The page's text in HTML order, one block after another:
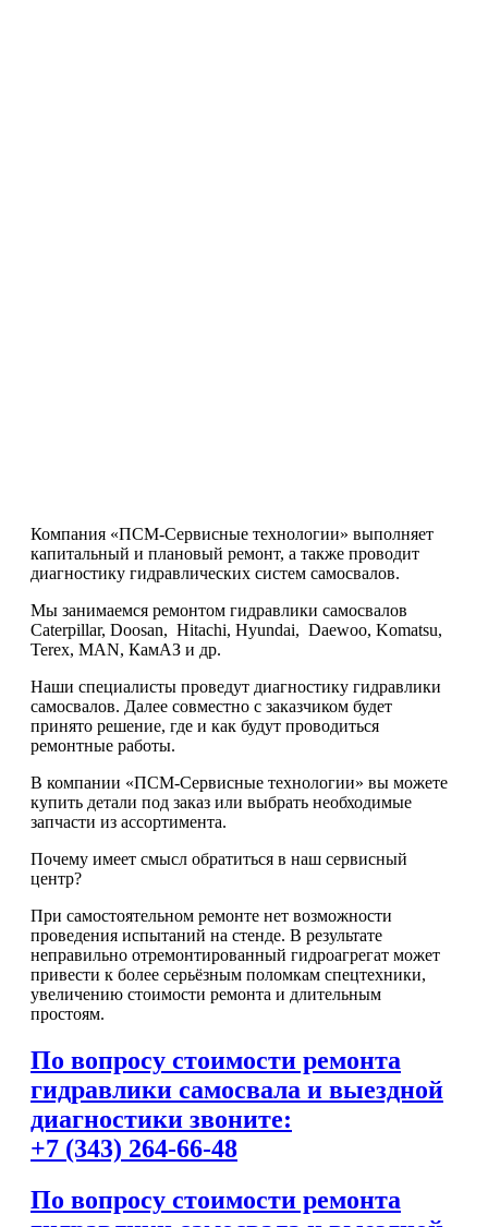
Компания «ПСМ-Сервисные технологии» выполняет
капитальный и плановый ремонт, а также проводит
диагностику гидравлических систем самосвалов.
Мы занимаемся ремонтом гидравлики самосвалов
Caterpillar, Doosan, Hitachi, Hyundai, Daewoo, Komatsu,
Terex, MAN, КамАЗ и др.
Наши специалисты проведут диагностику гидравлики
самосвалов. Далее совместно с заказчиком будет
принято решение, где и как будут проводиться
ремонтные работы.
В компании «ПСМ-Сервисные технологии» вы можете
купить детали под заказ или выбрать необходимые
запчасти из ассортимента.
Почему имеет смысл обратиться в наш сервисный
центр?
При самостоятельном ремонте нет возможности
проведения испытаний на стенде. В результате
неправильно отремонтированный гидроагрегат может
привести к более серьёзным поломкам спецтехники,
увеличению стоимости ремонта и длительным
простоям.
По вопросу стоимости ремонта
гидравлики самосвала и выездной
диагностики звоните:
+7 (343) 264-66-48
По вопросу стоимости ремонта